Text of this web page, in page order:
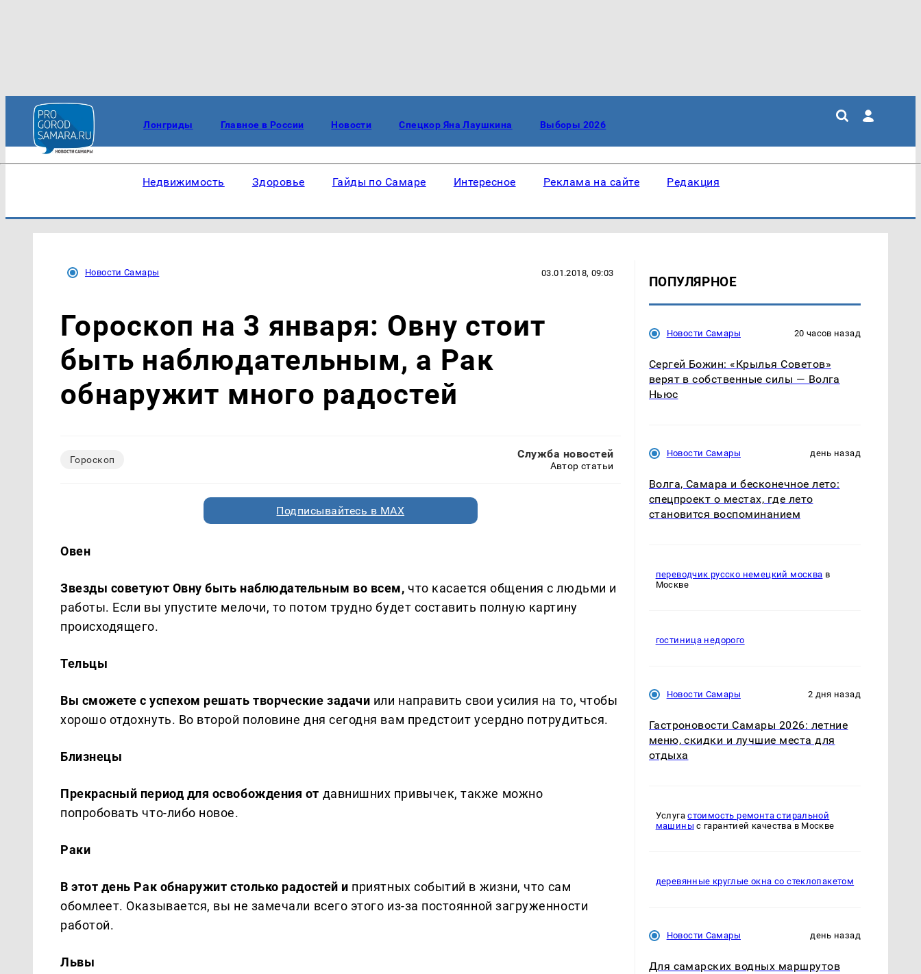
Лонгриды Главное в России Новости Спецкор Яна Лаушкина Выборы 2026
Недвижимость Здоровье Гайды по Самаре Интересное Реклама на сайте Редакция
Новости Самары 03.01.2018, 09:03
Гороскоп на 3 января: Овну стоит
быть наблюдательным, а Рак
обнаружит много радостей
Гороскоп Служба новостей
Автор статьи
Подписывайтесь в MAX
Овен
Звезды советуют Овну быть наблюдательным во всем,что касается общения с людьми и
работы. Если вы упустите мелочи, то потом трудно будет составить полную картину
происходящего.
Тельцы
Вы сможете с успехом решать творческие задачи или направить свои усилия на то, чтобы
хорошо отдохнуть. Во второй половине дня сегодня вам предстоит усердно потрудиться.
Близнецы
Прекрасный период для освобождения от давнишних привычек, также можно
попробовать что-либо новое.
Раки
В этот день Рак обнаружит столько радостей и приятных событий в жизни, что сам
обомлеет. Оказывается, вы не замечали всего этого из-за постоянной загруженности
работой.
Львы
ПОПУЛЯРНОЕ
Новости Самары 20 часов назад
Сергей Божин: «Крылья Советов»
верят в собственные силы — Волга
Ньюс
Новости Самары день назад
Волга, Самара и бесконечное лето:
спецпроект о местах, где лето
становится воспоминанием
переводчик русско немецкий москва в
Москве
гостиница недорого
Новости Самары 2 дня назад
Гастроновости Самары 2026: летние
меню, скидки и лучшие места для
отдыха
Услугастоимость ремонта стиральной
машины с гарантией качества в Москве
деревянные круглые окна со стеклопакетом
Новости Самары день назад
Для самарских водных маршрутов